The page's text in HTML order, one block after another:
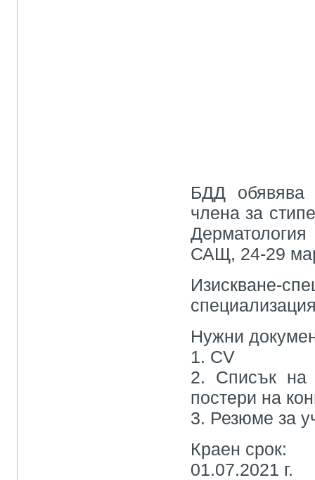
БДД обявява
члена за
САЩ, 24-29
Нужни
1. CV
2. Списък на
постери на
3. Резюме за
Краен срок:
01.07.2021 г.